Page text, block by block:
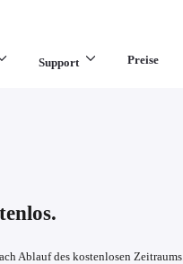
Support Preise
Ablauf des kostenlosen Zeitraums.